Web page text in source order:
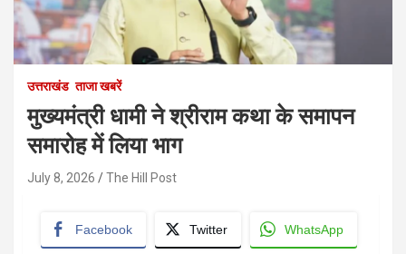
उत्तराखंड ताजा खबरें
मुख्यमंत्री धामी ने श्रीराम कथा के समापन
समारोह में लिया भाग
July 8, 2026 The Hill Post
Facebook Twitter WhatsApp